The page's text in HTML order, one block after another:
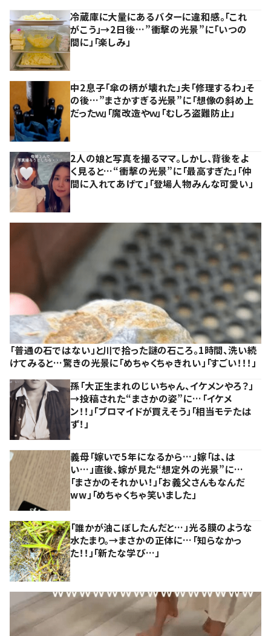
冷蔵庫に大量にあるバターに違和感。「これ
がこう」→2日後…”衝撃の光景”に「いつの
間に」「楽しみ」
中2息子「傘の柄が壊れた」夫「修理するわ」そ
の後…”まさかすぎる光景”に「想像の斜め上
だったｗ」「魔改造やｗ」「むしろ盗難防止」
2人の娘と写真を撮るママ。しかし、背後をよ
く見ると…“衝撃の光景”に「最高すぎた」「仲
間に入れてあげて」「登場人物みんな可愛い」
「普通の石ではない」と川で拾った謎の石ころ。1時間、洗い続
けてみると…驚きの光景に「めちゃくちゃきれい」「すごい！！！」
孫「大正生まれのじいちゃん、イケメンやろ？」
→投稿された“まさかの姿”に…「イケメ
ン！！」「ブロマイドが買えそう」「相当モテたは
ず！」
義母「嫁いで5年になるから…」嫁「は、は
い…」直後、嫁が見た“想定外の光景”に…
「まさかのそれかい！」「お義父さんもなんだ
ww」「めちゃくちゃ笑いました」
「誰かが油こぼしたんだと…」光る膜のような
水たまり。→まさかの正体に…「知らなかっ
た！！」「新たな学び…」